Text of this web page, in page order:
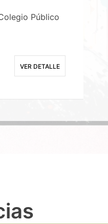
Público
VER DETALLE